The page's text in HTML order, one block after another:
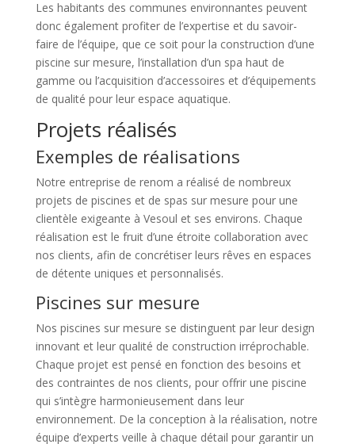
Les habitants des communes environnantes peuvent
donc également profiter de l’expertise et du savoir-
faire de l’équipe, que ce soit pour la construction d’une
piscine sur mesure, l’installation d’un spa haut de
gamme ou l’acquisition d’accessoires et d’équipements
de qualité pour leur espace aquatique.
Projets réalisés
Exemples de réalisations
Notre entreprise de renom a réalisé de nombreux
projets de piscines et de spas sur mesure pour une
clientèle exigeante à Vesoul et ses environs. Chaque
réalisation est le fruit d’une étroite collaboration avec
nos clients, afin de concrétiser leurs rêves en espaces
de détente uniques et personnalisés.
Piscines sur mesure
Nos piscines sur mesure se distinguent par leur design
innovant et leur qualité de construction irréprochable.
Chaque projet est pensé en fonction des besoins et
des contraintes de nos clients, pour offrir une piscine
qui s’intègre harmonieusement dans leur
environnement. De la conception à la réalisation, notre
équipe d’experts veille à chaque détail pour garantir un